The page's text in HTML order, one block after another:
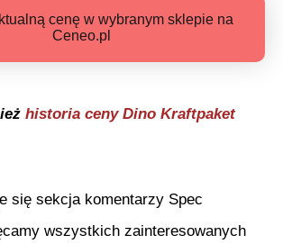
cenę w wybranym sklepie na
Ceneo.pl
historia ceny Dino Kraftpaket
się sekcja komentarzy Spec
wszystkich zainteresowanych